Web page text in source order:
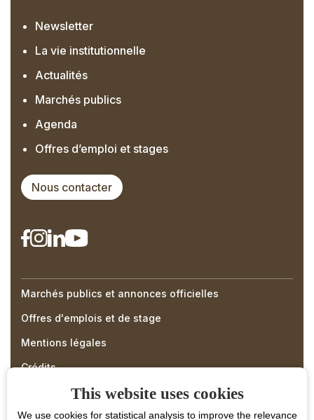
Newsletter
La vie institutionnelle
Actualités
Marchés publics
Agenda
Offres d’emploi et stages
Nous contacter
Right
Menu
Footer
Marchés publics et annonces officielles
Offres d'emplois et de stage
Mentions légales
Crédits
This website uses cookies
We use cookies for statistical analysis to improve the relevance